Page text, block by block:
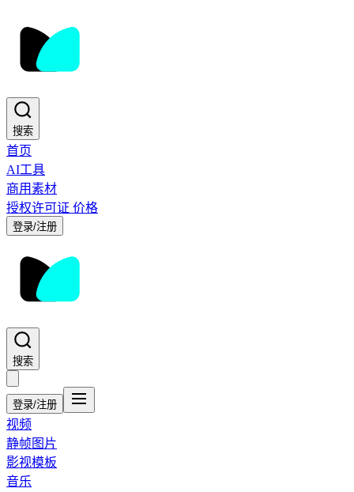
搜索
首页
AI工具
商用素材
授权许可证 价格
登录/注册
搜索
登录/注册
视频
静帧图片
影视模板
音乐